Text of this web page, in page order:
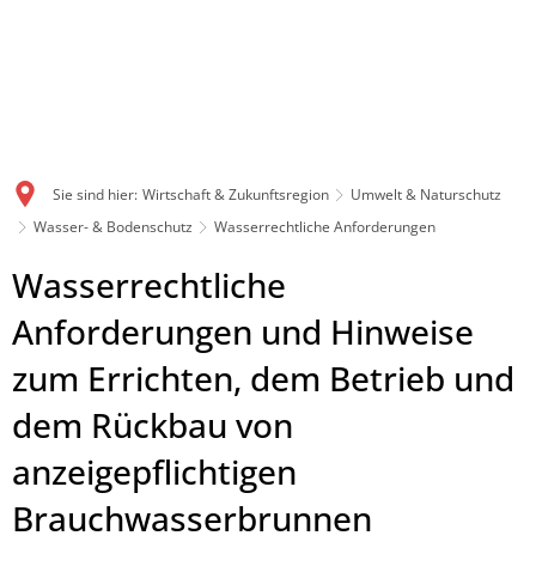
Sie sind hier: Wirtschaft & Zukunftsregion
Umwelt & Naturschutz
Wasser- & Bodenschutz
Wasserrechtliche Anforderungen
Wasserrechtliche
Anforderungen
Wasserrechtliche
Anforderungen und Hinweise
zum Errichten, dem Betrieb und
dem Rückbau von
anzeigepflichtigen
Brauchwasserbrunnen